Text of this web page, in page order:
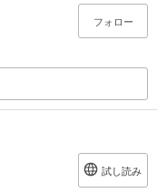
フォロー
試し読み